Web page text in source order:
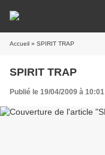
Accueil » SPIRIT TRAP
SPIRIT TRAP
Publié le 19/04/2009 à 10:01